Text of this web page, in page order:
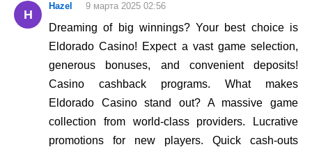
H
Hazel 9 марта 2025 02:56
Dreaming of big winnings? Your best choice is
Eldorado Casino! Expect a vast game selection,
generous bonuses, and convenient deposits!
Casino cashback programs. What makes
Eldorado Casino stand out? A massive game
collection from world-class providers. Lucrative
promotions for new players. Quick cash-outs